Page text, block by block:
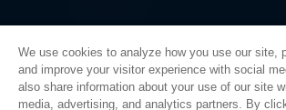
プライバシーポリシー
We use cookies to analyze how you use our site,
and improve your visitor experience with social
also share information about your use of our site
media, advertising, and analytics partners. By